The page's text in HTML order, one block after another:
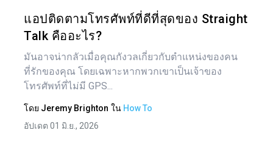
แอปติดตามโทรศัพท์ที่ดีที่สุดของ Straight
Talk คืออะไร?
มันอาจน่ากลัวเมื่อคุณกังวลเกี่ยวกับตำแหน่งของคน
ที่รักของคุณ โดยเฉพาะหากพวกเขาเป็นเจ้าของ
โทรศัพท์ที่ไม่มี GPS...
โดย Jeremy Brighton ใน How To
อัปเดต 01 มิ.ย., 2026